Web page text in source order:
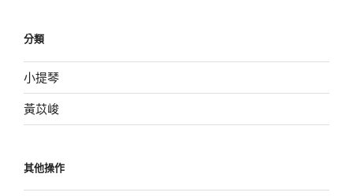
分類
小提琴
黃苡峻
其他操作